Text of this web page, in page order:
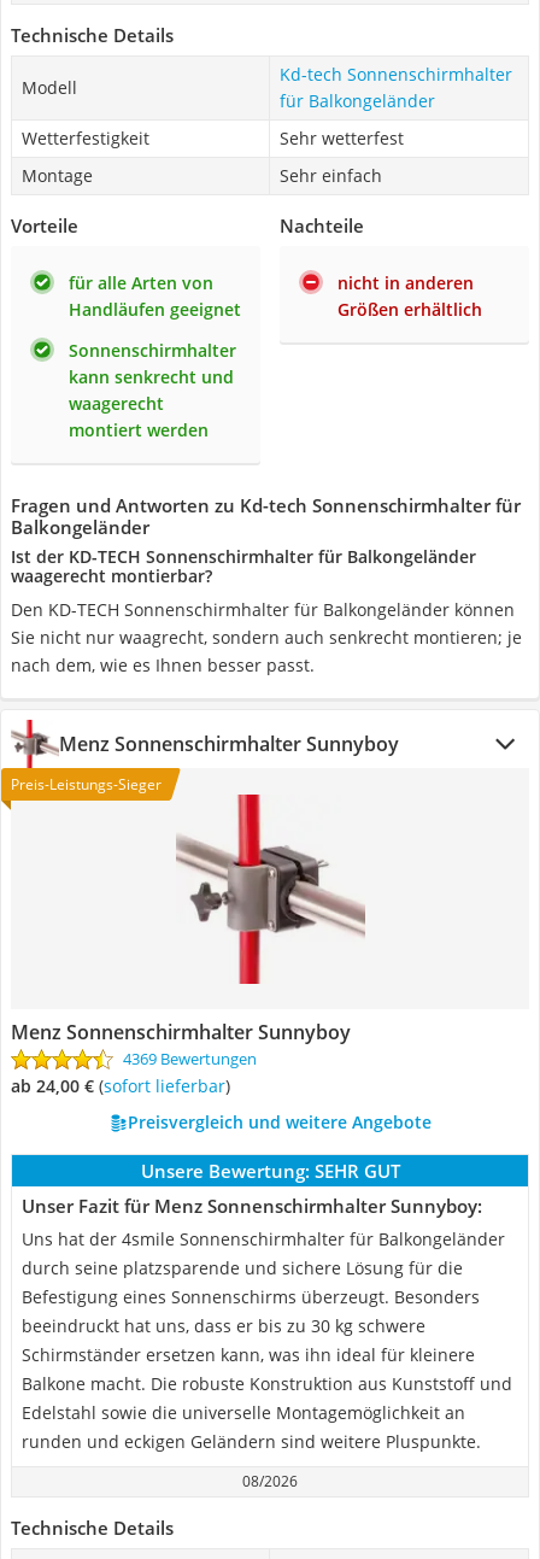
Technische Details
Modell
Kd-tech Sonnenschirmhalter
für Balkongeländer
Wetterfestigkeit
Sehr wetterfest
Montage
Sehr einfach
Vorteile
für alle Arten von
Handläufen geeignet
Sonnenschirmhalter
kann senkrecht und
waagerecht
montiert werden
Nachteile
nicht in anderen
Größen erhältlich
Fragen und Antworten zu Kd-tech Sonnenschirmhalter für
Balkongeländer
Ist der KD-TECH Sonnenschirmhalter für Balkongeländer
waagerecht montierbar?
Den KD-TECH Sonnenschirmhalter für Balkongeländer können
Sie nicht nur waagrecht, sondern auch senkrecht montieren; je
nach dem, wie es Ihnen besser passt.
Menz Sonnenschirmhalter Sunnyboy
Preis-Leistungs-Sieger
Menz Sonnenschirmhalter Sunnyboy
4369 Bewertungen
ab 24,00 € ( Sofort lieferbar)
Preisvergleich und weitere Angebote
Unsere Bewertung: SEHR GUT
Unser Fazit für Menz Sonnenschirmhalter Sunnyboy:
Uns hat der 4smile Sonnenschirmhalter für Balkongeländer
durch seine platzsparende und sichere Lösung für die
Befestigung eines Sonnenschirms überzeugt. Besonders
beeindruckt hat uns, dass er bis zu 30 kg schwere
Schirmständer ersetzen kann, was ihn ideal für kleinere
Balkone macht. Die robuste Konstruktion aus Kunststoff und
Edelstahl sowie die universelle Montagemöglichkeit an
runden und eckigen Geländern sind weitere Pluspunkte.
08/2026
Technische Details